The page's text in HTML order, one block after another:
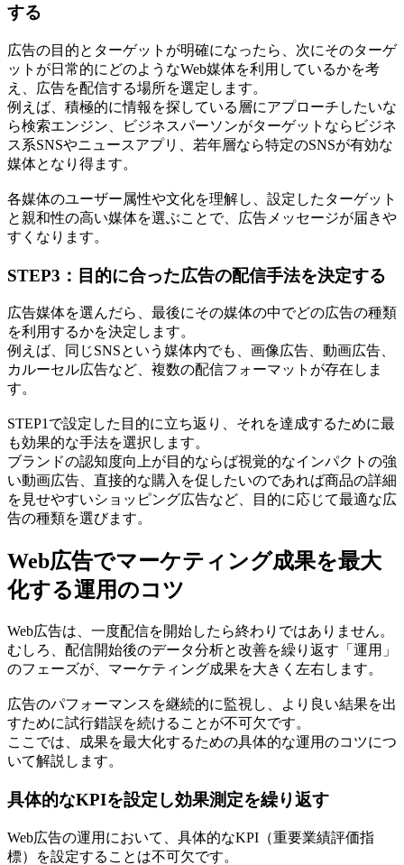
する
広告の目的とターゲットが明確になったら、次にそのターゲ
ットが日常的にどのようなWeb媒体を利用しているかを考
え、広告を配信する場所を選定します。
例えば、積極的に情報を探している層にアプローチしたいな
ら検索エンジン、ビジネスパーソンがターゲットならビジネ
ス系SNSやニュースアプリ、若年層なら特定のSNSが有効な
媒体となり得ます。
各媒体のユーザー属性や文化を理解し、設定したターゲット
と親和性の高い媒体を選ぶことで、広告メッセージが届きや
すくなります。
STEP3：目的に合った広告の配信手法を決定する
広告媒体を選んだら、最後にその媒体の中でどの広告の種類
を利用するかを決定します。
例えば、同じSNSという媒体内でも、画像広告、動画広告、
カルーセル広告など、複数の配信フォーマットが存在しま
す。
STEP1で設定した目的に立ち返り、それを達成するために最
も効果的な手法を選択します。
ブランドの認知度向上が目的ならば視覚的なインパクトの強
い動画広告、直接的な購入を促したいのであれば商品の詳細
を見せやすいショッピング広告など、目的に応じて最適な広
告の種類を選びます。
Web広告でマーケティング成果を最大
化する運用のコツ
Web広告は、一度配信を開始したら終わりではありません。
むしろ、配信開始後のデータ分析と改善を繰り返す「運用」
のフェーズが、マーケティング成果を大きく左右します。
広告のパフォーマンスを継続的に監視し、より良い結果を出
すために試行錯誤を続けることが不可欠です。
ここでは、成果を最大化するための具体的な運用のコツにつ
いて解説します。
具体的なKPIを設定し効果測定を繰り返す
Web広告の運用において、具体的なKPI（重要業績評価指
標）を設定することは不可欠です。